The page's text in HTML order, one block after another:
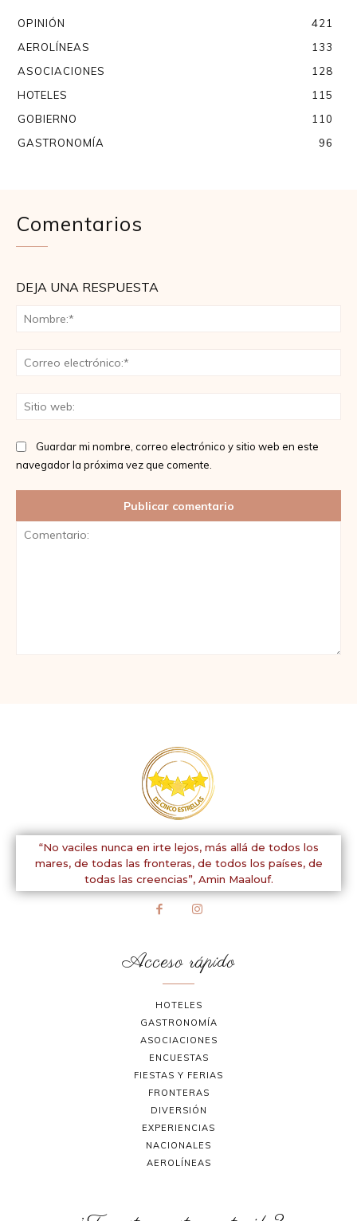
OPINIÓN
421
AEROLÍNEAS
133
ASOCIACIONES
128
HOTELES
115
GOBIERNO
110
GASTRONOMÍA
96
Comentarios
DEJA UNA RESPUESTA
Guardar mi nombre, correo electrónico y sitio web en este
navegador la próxima vez que comente.
“No vaciles nunca en irte lejos, más allá de todos los
mares, de todas las fronteras, de todos los países, de
todas las creencias”, Amin Maalouf.
Acceso rápido
HOTELES
GASTRONOMÍA
ASOCIACIONES
ENCUESTAS
FIESTAS Y FERIAS
FRONTERAS
DIVERSIÓN
EXPERIENCIAS
NACIONALES
AEROLÍNEAS